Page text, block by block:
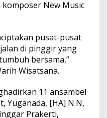
New Music
pusat-pusat
di pinggir yang
bersama,”
Wisatsana.
11 ansambel
Yuganada, [HA] N.N,
Prakerti,